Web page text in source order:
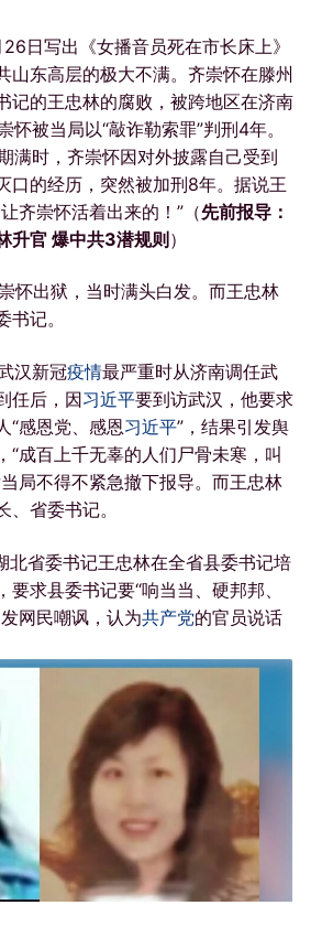
日写出《女播音员死在市长床上》
山东高层的极大不满。齐崇怀在滕州
记的王忠林的腐败，被跨地区在济南
被当局以“敲诈勒索罪”判刑4年。
满时，齐崇怀因对外披露自己受到
口的经历，突然被加刑8年。据说王
齐崇怀活着出来的！”（先前报导：
升官 爆中共3潜规则）
怀出狱，当时满头白发。而王忠林
记。
汉新冠疫情最严重时从济南调任武
任后，因习近平要到访武汉，他要求
“感恩党、感恩习近平”，结果引发舆
“成百上千无辜的人们尸骨未寒，叫
局不得不紧急撤下报导。而王忠林
省委书记。
北省委书记王忠林在全省县委书记培
求县委书记要“响当当、硬邦邦、
网民嘲讽，认为共产党的官员说话